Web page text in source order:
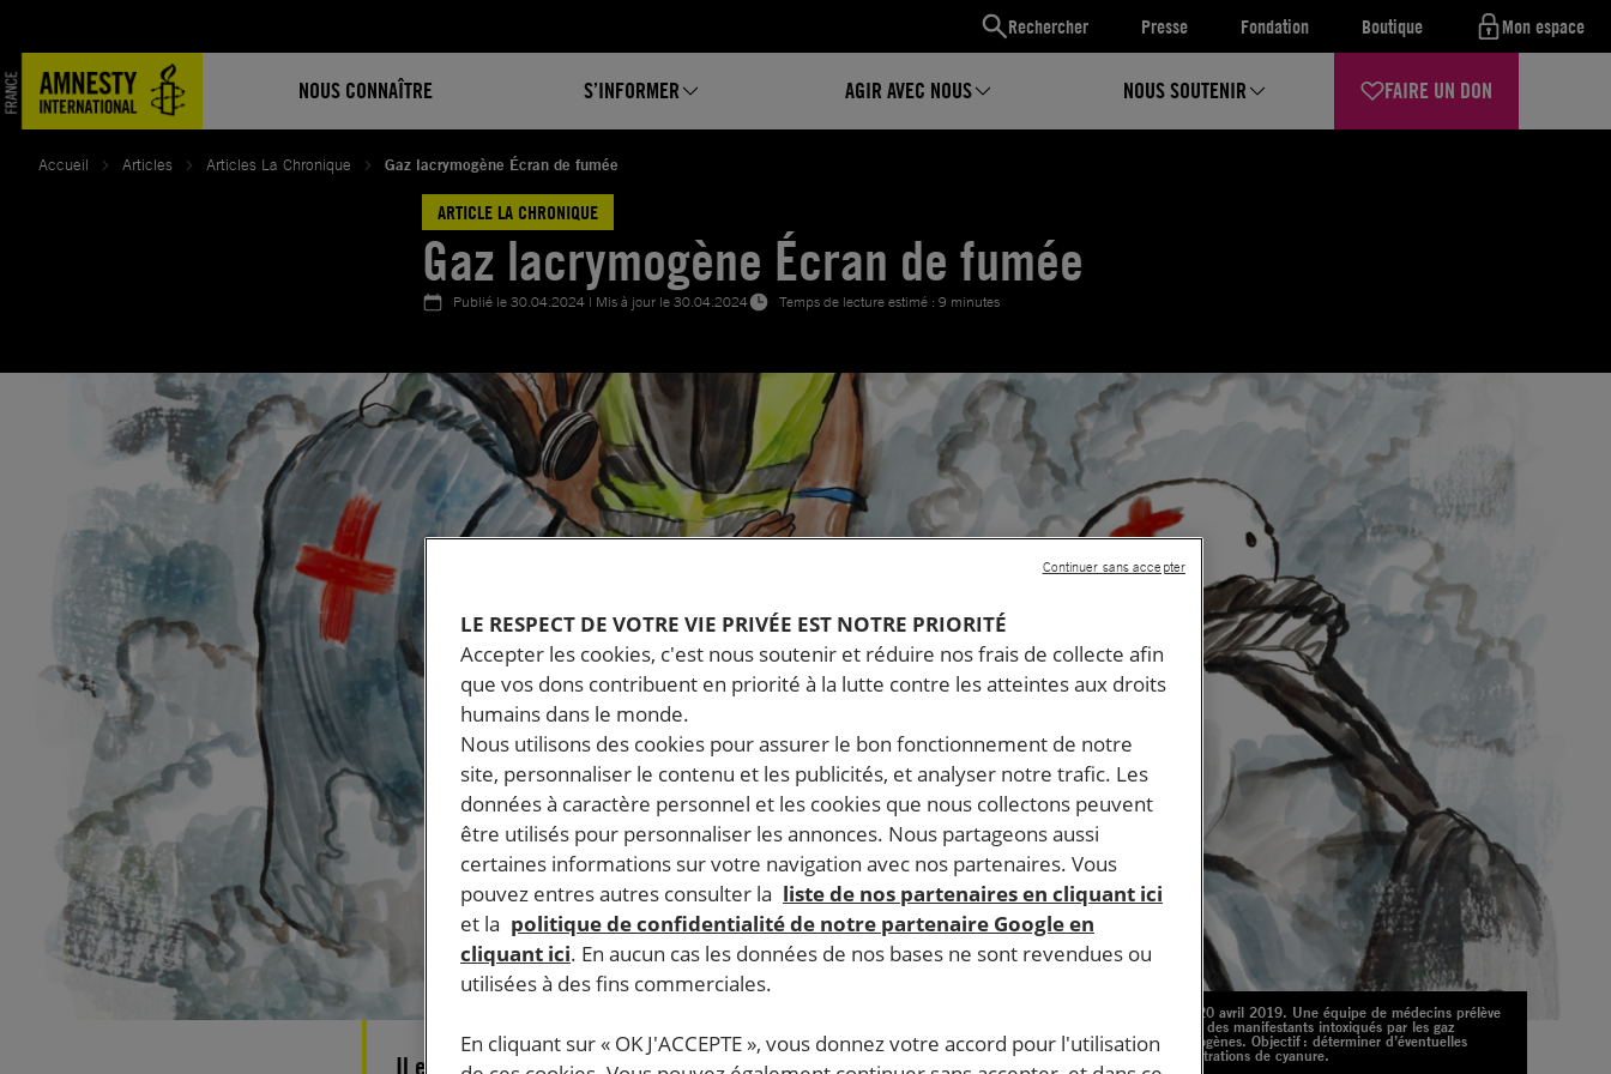
Rechercher Presse Fondation Boutique Mon espace
NOUS CONNAÎTRE S’INFORMER AGIR AVEC NOUS NOUS SOUTENIR FAIRE UN DON
contenu
Accueil Articles Articles La Chronique Gaz lacrymogène Écran de fumée
ARTICLE LA CHRONIQUE
Gaz lacrymogène Écran de fumée
Publié le30.04.2024 | Mis à jour le30.04.2024 Temps de lecture estimé : 9 minutes
Paris, 20 avril 2019. Une équipe de médecins prélève
le sang des manifestants intoxiqués par les gaz
lacrymogènes. Objectif : déterminer d’éventuelles
concentrations de cyanure.
Il est présenté comme étant sans danger pour la police et les
LE RESPECT DE VOTRE VIE PRIVÉE EST NOTRE PRIORITÉ
Accepter les cookies, c'est nous soutenir et réduire nos frais de collecte afin
que vos dons contribuent en priorité à la lutte contre les atteintes aux droits
humains dans le monde.
Nous utilisons des cookies pour assurer le bon fonctionnement de notre
site, personnaliser le contenu et les publicités, et analyser notre trafic. Les
données à caractère personnel et les cookies que nous collectons peuvent
être utilisés pour personnaliser les annonces. Nous partageons aussi
certaines informations sur votre navigation avec nos partenaires. Vous
pouvez entres autres consulter la liste de nos partenaires en cliquant ici
et la politique de confidentialité de notre partenaire Google en
cliquant ici. En aucun cas les données de nos bases ne sont revendues ou
utilisées à des fins commerciales.
En cliquant sur « OK J'ACCEPTE », vous donnez votre accord pour l'utilisation
Continuer sans accepter